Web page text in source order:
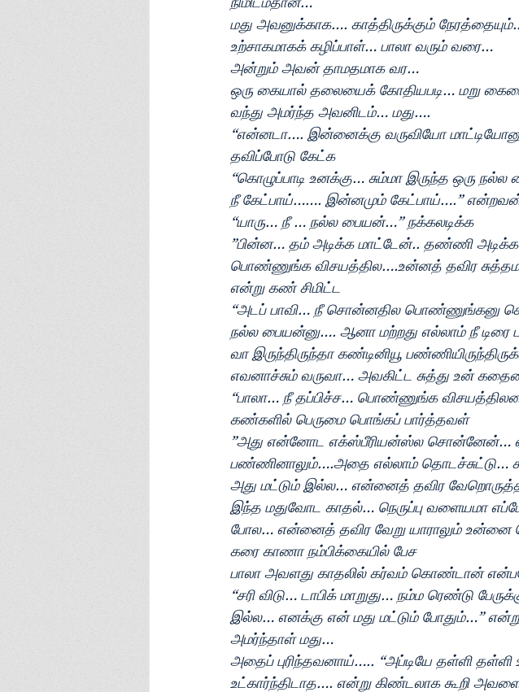
மது அவனுக்காக…. காத்திருக்கும்
உற்சாகமாகக் கழிப்பாள்… பாலா வரும் வரை…
அன்றும் அவன் தாமதமாக வர…
ஒரு கையால் தலையைக் கோதியபடி… மறு
வந்து அமர்ந்த அவனிடம்… மது….
“என்னடா…. இன்னைக்கு வருவியோ
தவிப்போடு கேட்க
“கொழுப்பாடி உனக்கு… சும்மா இருந்த ஒரு நல்ல
நீ கேட்பாய்……. இன்னமும் கேட்பாய்….”
“யாரு… நீ … நல்ல பையன்…” நக்கலடிக்க
”பின்ன… தம் அடிக்க மாட்டேன்.. தண்ணி
பொண்ணுங்க விசயத்தில….உன்னத் தவிர
என்று கண் சிமிட்ட
“அடப் பாவி… நீ சொன்னதில பொண்ணுங்கனு
நல்ல பையன்னு…. ஆனா மற்றது எல்லாம் நீ
வா இருந்திருந்தா கண்டினியூ
எவனாச்சும் வருவா… அவகிட்ட சுத்து உன்
“பாலா… நீ தப்பிச்ச… பொண்ணுங்க
கண்களில் பெருமை பொங்கப் பார்த்தவள்
”அது என்னோட எக்ஸ்பீரியன்ஸ்ல சொன்னேன்…
பண்ணினாலும்….அதை எல்லாம் தொடச்சுட்டு…
அது மட்டும் இல்ல… என்னைத் தவிர
இந்த மதுவோட காதல்… நெருப்பு வளையமா
போல… என்னைத் தவிர வேறு யாராலும் உன்னை
கரை காணா நம்பிக்கையில் பேச
பாலா அவளது காதலில் கர்வம் கொண்டான்
“சரி விடு… டாபிக் மாறுது… நம்ம ரெண்டு
இல்ல… எனக்கு என் மது மட்டும் போதும்…”
அமர்ந்தாள் மது…
அதைப் புரிந்தவனாய்….. “அப்டியே தள்ளி
உட்கார்ந்திடாத…. என்று கிண்டலாக கூறி